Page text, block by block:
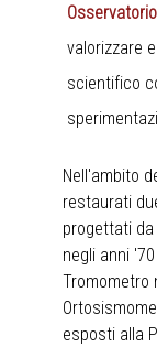
valorizzare
scientifico
Nell'ambito
restaurati
progettati da
negli anni
Tromometro
esposti alla